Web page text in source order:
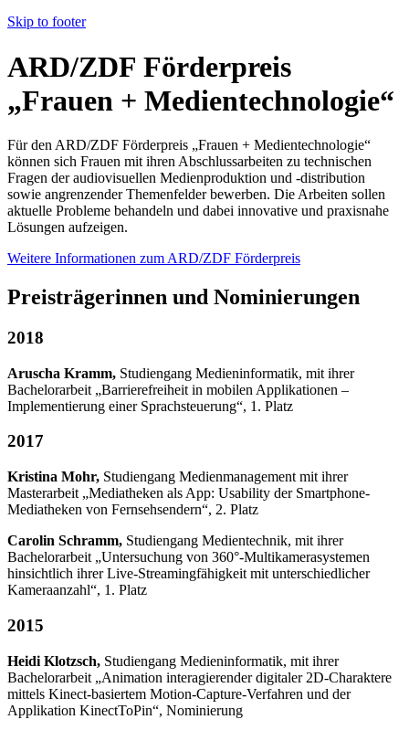
Skip to footer
ARD/ZDF Förderpreis
„Frauen + Medientechnologie“
Für den ARD/ZDF Förderpreis „Frauen + Medientechnologie“
können sich Frauen mit ihren Abschlussarbeiten zu technischen
Fragen der audiovisuellen Medienproduktion und -distribution
sowie angrenzender Themenfelder bewerben. Die Arbeiten sollen
aktuelle Probleme behandeln und dabei innovative und praxisnahe
Lösungen aufzeigen.
Weitere Informationen zum ARD/ZDF Förderpreis
Preisträgerinnen und Nominierungen
2018
Aruscha Kramm, Studiengang Medieninformatik, mit ihrer
Bachelorarbeit „Barrierefreiheit in mobilen Applikationen –
Implementierung einer Sprachsteuerung“, 1. Platz
2017
Kristina Mohr, Studiengang Medienmanagement mit ihrer
Masterarbeit „Mediatheken als App: Usability der Smartphone-
Mediatheken von Fernsehsendern“, 2. Platz
Carolin Schramm, Studiengang Medientechnik, mit ihrer
Bachelorarbeit „Untersuchung von 360°-Multikamerasystemen
hinsichtlich ihrer Live-Streamingfähigkeit mit unterschiedlicher
Kameraanzahl“, 1. Platz
2015
Heidi Klotzsch, Studiengang Medieninformatik, mit ihrer
Bachelorarbeit „Animation interagierender digitaler 2D-Charaktere
mittels Kinect-basiertem Motion-Capture-Verfahren und der
Applikation KinectToPin“, Nominierung